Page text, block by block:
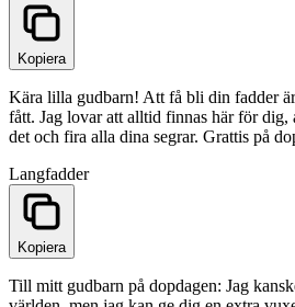
Kopiera
Kära lilla gudbarn! Att få bli din fadder
fått. Jag lovar att alltid finnas här för dig,
det och fira alla dina segrar. Grattis på
Langfadder
Kopiera
Till mitt gudbarn på dopdagen: Jag